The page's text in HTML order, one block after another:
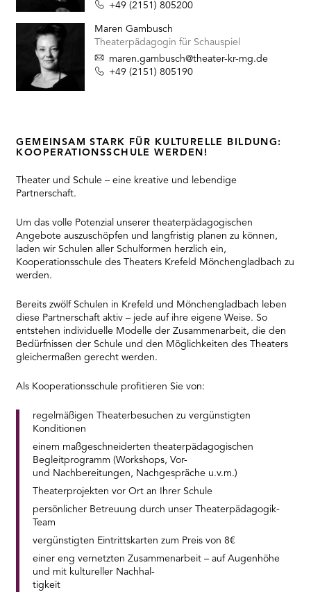
+49 (2151) 805200
Maren Gambusch
Theaterpädagogin für Schauspiel
maren.gambusch@theater-kr-mg.de
+49 (2151) 805190
GEMEINSAM STARK FÜR KULTURELLE BILDUNG:
KOOPERATIONSSCHULE WERDEN!
Theater und Schule – eine kreative und lebendige
Partnerschaft.
Um das volle Potenzial unserer theaterpädagogischen
Angebote auszuschöpfen und langfristig planen zu können,
laden wir Schulen aller Schulformen herzlich ein,
Kooperationsschule des Theaters Krefeld Mönchengladbach zu
werden.
Bereits zwölf Schulen in Krefeld und Mönchengladbach leben
diese Partnerschaft aktiv – jede auf ihre eigene Weise. So
entstehen individuelle Modelle der Zusammenarbeit, die den
Bedürfnissen der Schule und den Möglichkeiten des Theaters
gleichermaßen gerecht werden.
Als Kooperationsschule profitieren Sie von:
regelmäßigen Theaterbesuchen zu vergünstigten
Konditionen
einem maßgeschneiderten theaterpädagogischen
Begleitprogramm (Workshops, Vor-
und Nachbereitungen, Nachgespräche u.v.m.)
Theaterprojekten vor Ort an Ihrer Schule
persönlicher Betreuung durch unser Theaterpädagogik-
Team
vergünstigten Eintrittskarten zum Preis von 8€
einer eng vernetzten Zusammenarbeit – auf Augenhöhe
und mit kultureller Nachhal-
tigkeit